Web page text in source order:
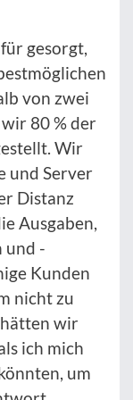
gesorgt,
von zwei
80 % der
Wir
und Server
Distanz
Ausgaben,
und -
Kunden
nicht zu
wir
ich mich
um